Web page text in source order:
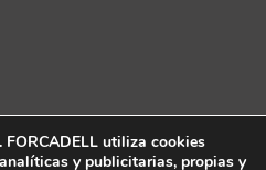
. FORCADELL utiliza cookies
y publicitarias, propias y